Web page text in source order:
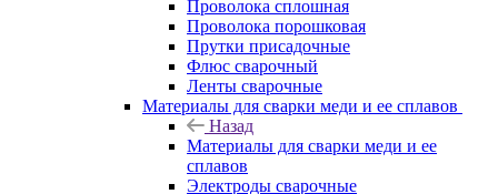
Проволока сплошная
Проволока порошковая
Прутки присадочные
Флюс сварочный
Ленты сварочные
Материалы для сварки меди и ее сплавов
Назад
Материалы для сварки меди и ее
сплавов
Электроды сварочные